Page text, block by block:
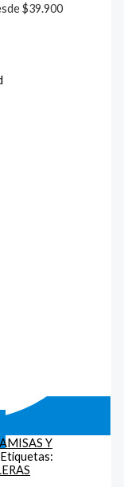
$39.900
Y
Etiquetas: